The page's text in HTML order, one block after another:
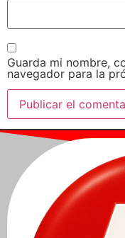
Guarda mi nombre,
navegador para la